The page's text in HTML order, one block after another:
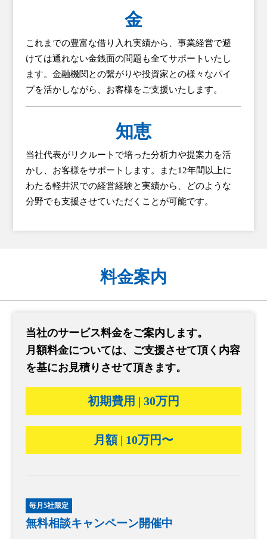
金
これまでの豊富な借り入れ実績から、事業経営で避
けては通れない金銭面の問題も全てサポートいたし
ます。金融機関との繋がりや投資家との様々なパイ
プを活かしながら、お客様をご支援いたします。
知恵
当社代表がリクルートで培った分析力や提案力を活
かし、お客様をサポートします。また12年間以上に
わたる軽井沢での経営経験と実績から、どのような
分野でも支援させていただくことが可能です。
料金案内
当社のサービス料金をご案内します。
月額料金については、ご支援させて頂く内容
を基にお見積りさせて頂きます。
初期費用 | 30万円
月額 | 10万円〜
毎月5社限定
無料相談キャンペーン開催中